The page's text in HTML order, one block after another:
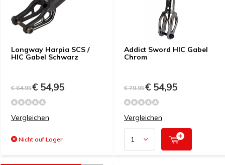
Longway Harpia SCS /
HIC Gabel Schwarz
€ 64,95€ 54,95
Vergleichen
Nicht auf Lager
Addict Sword HIC Gabel
Chrom
€ 79,95€ 54,95
Vergleichen